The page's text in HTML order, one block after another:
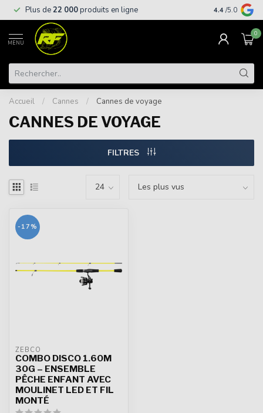
Plus de22 000produits en ligne Livraison
supérieures
4.4 /5.0
MENU
0
Accueil / Cannes / Cannes de voyage
CANNES DE VOYAGE
FILTRES
-17%
ZEBCO
COMBO DISCO 1.60M
30G – ENSEMBLE
PÊCHE ENFANT AVEC
MOULINET LED ET FIL
MONTÉ